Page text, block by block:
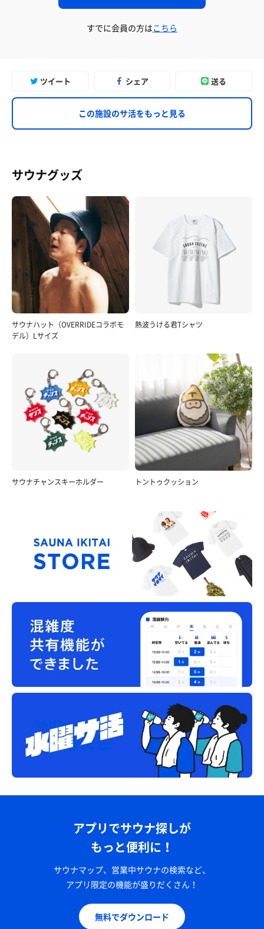
すでに会員の方はこちら
ツイート シェア 送る
この施設のサ活をもっと見る
サウナグッズ
サウナハット（OVERRIDEコラボモ
デル）Lサイズ
熱波うける君Tシャツ
サウナチャンスキーホルダー トントゥクッション
アプリでサウナ探しが
もっと便利に！
サウナマップ、営業中サウナの検索など、
アプリ限定の機能が盛りだくさん！
無料でダウンロード